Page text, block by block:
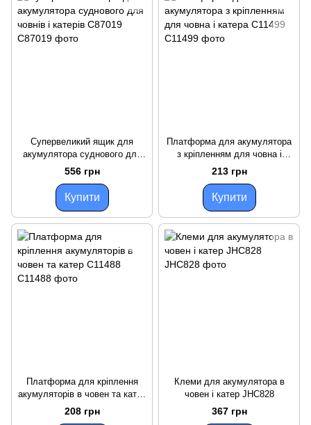
Супервеликий ящик для
акумулятора суднового для
човнів і катерів C87019
556 грн
Купити
Платформа для акумулятора
з кріпленням для човна і
катера C11499
213 грн
Купити
Платформа для кріплення
акумуляторів в човен та катер
C11488
208 грн
Клеми для акумулятора в
човен і катер JHC828
367 грн